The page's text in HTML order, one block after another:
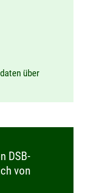
über
DSB-
von